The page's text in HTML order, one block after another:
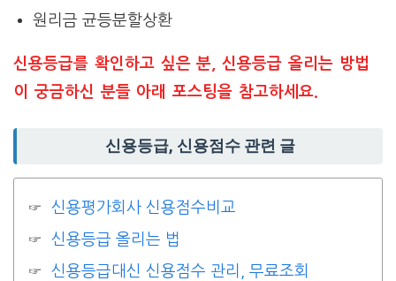
원리금 균등분할상환
신용등급를 확인하고 싶은 분, 신용등급 올리는 방법
이 궁금하신 분들 아래 포스팅을 참고하세요.
신용등급, 신용점수 관련 글
신용평가회사 신용점수비교
신용등급 올리는 법
신용등급대신 신용점수 관리, 무료조회